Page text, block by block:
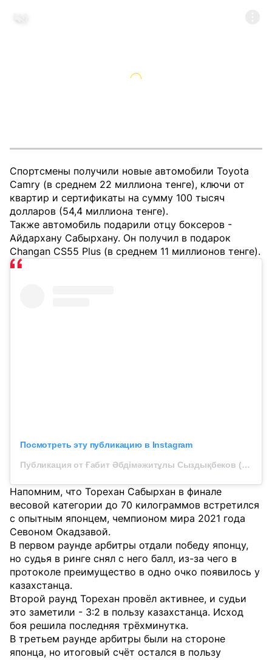
Спортсмены получили новые автомобили Toyota
Camry (в среднем 22 миллиона тенге), ключи от
квартир и сертификаты на сумму 100 тысяч
долларов (54,4 миллиона тенге).
Также автомобиль подарили отцу боксеров -
Айдархану Сабырхану. Он получил в подарок
Changan CS55 Plus (в среднем 11 миллионов тенге).
Посмотреть эту публикацию в Instagram
Публикация от Ғабит Әбдімәжитұлы Сыздықбеков (@gabit_syzdykbekov)
Напомним, что Торехан Сабырхан в финале
весовой категории до 70 килограммов встретился
с опытным японцем, чемпионом мира 2021 года
Севоном Окадзавой.
В первом раунде арбитры отдали победу японцу,
но судья в ринге снял с него балл, из-за чего в
протоколе преимущество в одно очко появилось у
казахстанца.
Второй раунд Торехан провёл активнее, и судьи
это заметили - 3:2 в пользу казахстанца. Исход
боя решила последняя трёхминутка.
В третьем раунде арбитры были на стороне
японца, но итоговый счёт остался в пользу